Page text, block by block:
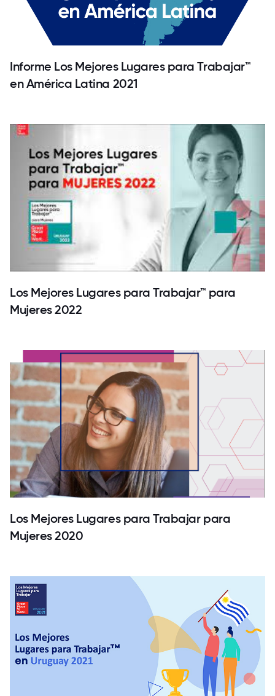
Informe Los Mejores Lugares para Trabajar™
en América Latina 2021
Los Mejores Lugares para Trabajar™ para
Mujeres 2022
Los Mejores Lugares para Trabajar para
Mujeres 2020